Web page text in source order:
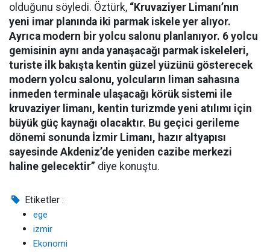
olduğunu söyledi. Öztürk, “Kruvaziyer Limanı’nın
yeni imar planında iki parmak iskele yer alıyor.
Ayrıca modern bir yolcu salonu planlanıyor. 6 yolcu
gemisinin aynı anda yanaşacağı parmak iskeleleri,
turiste ilk bakışta kentin güzel yüzünü gösterecek
modern yolcu salonu, yolcuların liman sahasına
inmeden terminale ulaşacağı körük sistemi ile
kruvaziyer limanı, kentin turizmde yeni atılımı için
büyük güç kaynağı olacaktır. Bu geçici gerileme
dönemi sonunda İzmir Limanı, hazır altyapısı
sayesinde Akdeniz’de yeniden cazibe merkezi
haline gelecektir” diye konuştu.
Etiketler :
ege
izmir
Ekonomi